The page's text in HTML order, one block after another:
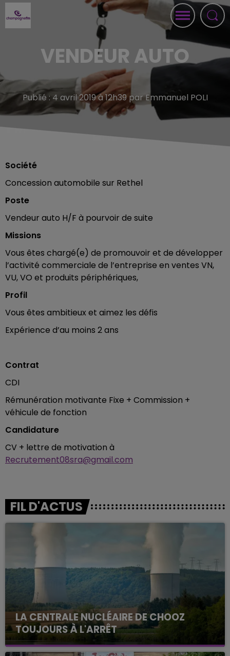
VENDEUR AUTO
Publié : 4 avril 2019 à 12h39 par Emmanuel POLI
Société
Concession automobile sur Rethel
Poste
Vendeur auto H/F à pourvoir de suite
Missions
Vous êtes chargé(e) de promouvoir et de développer
l’activité commerciale de l’entreprise en ventes VN,
VU, VO et produits périphériques,
Profil
Vous êtes ambitieux et aimez les défis
Expérience d’au moins 2 ans
Contrat
CDI
Rémunération motivante Fixe + Commission +
véhicule de fonction
Candidature
CV + lettre de motivation à
Recrutement08sra@gmail.com
FIL D'ACTUS
LA CENTRALE NUCLÉAIRE DE CHOOZ
TOUJOURS À L'ARRÊT
Cela fait déjà une semaine que la centrale